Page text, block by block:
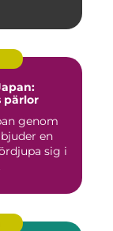
pärlor
genom
en
sig i